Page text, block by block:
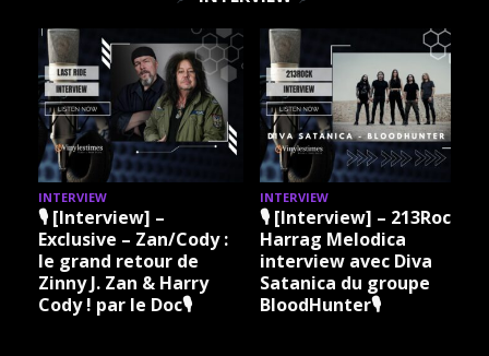
INTERVIEW
🎙 [Interview] –
Exclusive – Zan/Cody :
le grand retour de
Zinny J. Zan & Harry
Cody ! par le Doc🎙
INTERVIEW
🎙 [Interview] – 213Rock
Harrag Melodica
interview avec Diva
Satanica du groupe
BloodHunter🎙